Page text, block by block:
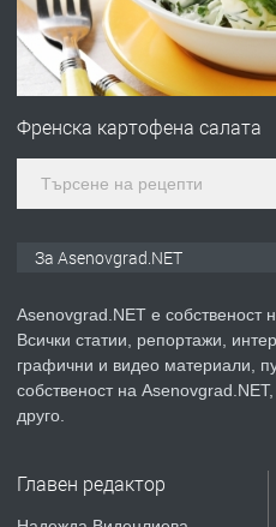
ПРЕДЛАГА
ПРЕДЛАГА
Давам
Френска картофена салата
За Asenovgrad.NET
Asenovgrad.NET е
Всички статии, репортажи,
графични и видео материали,
собственост на
друго.
Главен редактор